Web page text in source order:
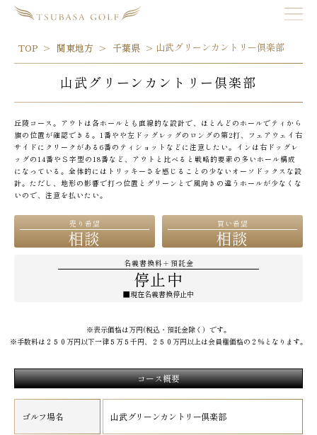
TOP 関東地方 千葉県 山武グリーンカントリー倶楽部
山武グリーンカントリー倶楽部
丘陵コース。アウトは各ホールとも直線的な設計で、ほとんどのホールでティから
旗の位置が確認できる。1番やや左ドッグレッグのロングの第2打、フェアウェイ右
サイドにクリークがある6番のティショットなどに注意したい。インは右ドッグレ
ッグの14番やＳ字型の18番など、アウトと比べると戦略的要素の多いホール構成
になっている。全体的にはトリッキーさを感じることの少ないオーソドックスな設
計。ただし、地形の影響で打つ位置とグリーンとで風向きの違うホールが少なくな
いので、注意を払いたい。
売り希望
相談
買い希望
相談
名義書換料＋預託金
停止中
■現在名義書換停止中
※表示価格は万円(税込・預託金除く）です。
※手数料は２５０万円以下一律５万５千円、２５０万円以上は会員権価格の２％となります。
コース概要
ゴルフ場名 山武グリーンカントリー倶楽部